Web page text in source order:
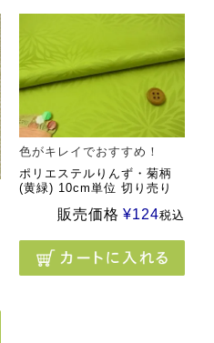
色がキレイでおすすめ！
ポリエステルりんず・菊柄
(黄緑) 10cm単位 切り売り
販売価格 ¥124税込